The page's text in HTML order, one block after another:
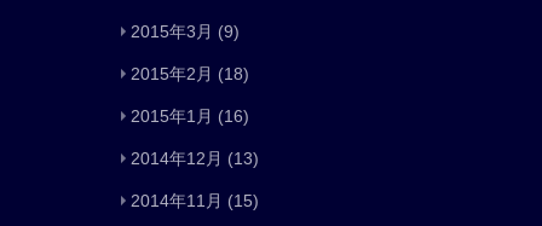
2015年3月 (9)
2015年2月 (18)
2015年1月 (16)
2014年12月 (13)
2014年11月 (15)